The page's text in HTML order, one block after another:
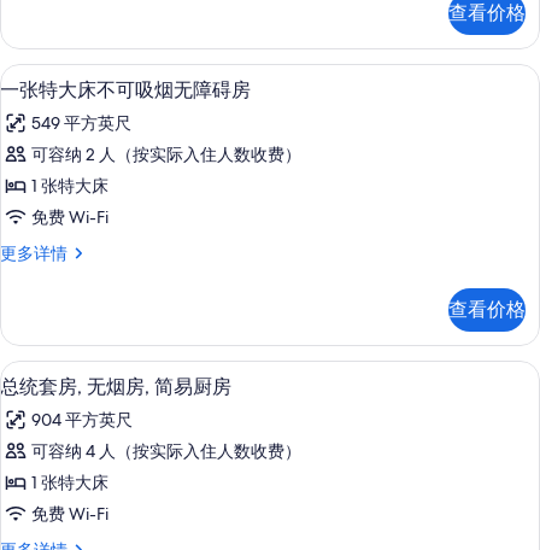
障
碍,
无
烟
房
的
所
有
床,
无
障
无
烟
更
多
息
查看价格
显
示
一
张
特
床
可
吸
烟
无
障
碍
房
高档床上用品、遮光窗帘、熨斗/熨衣
7
一张特大床不可吸烟无障碍房
549 平方英尺
可容纳 2 人（按实际入住人数收费）
1 张特大床
免费 Wi-Fi
更多详情
一
床
不
可
烟
无
碍
房
查看价格
显
示
总
统
套
总统套房, 无烟房, 简易厨房 | 高档床
9
总统套房, 无烟房, 简易厨房
904 平方英尺
可容纳 4 人（按实际入住人数收费）
1 张特大床
免费 Wi-Fi